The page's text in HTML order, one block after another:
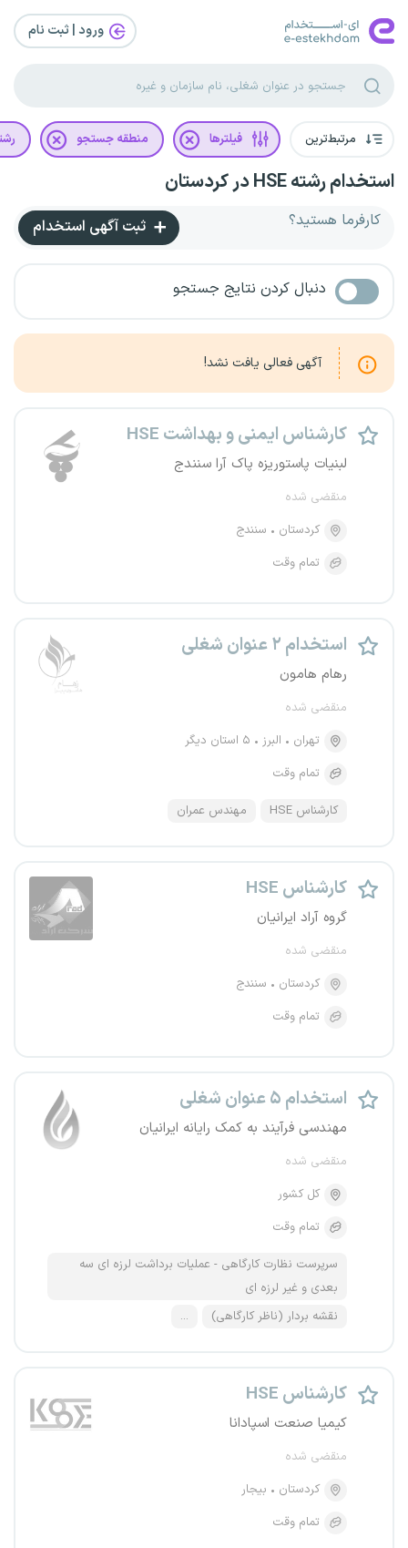
ورود | ثبت‌ نام
مرتبط‌ترین فیلترها منطقه جستجو
استخدام رشته HSE در کردستان
کارفرما هستید؟ ثبت آگهی استخدام
دنبال کردن نتایج جستجو
آگهی فعالی یافت نشد!
کارشناس ایمنی و بهداشت HSE
لبنیات پاستوریزه پاک آرا سنندج
منقضی شده
کردستان
سنندج
تمام وقت
استخدام ۲ عنوان شغلی
رهام هامون
منقضی شده
تهران
البرز
۵ استان دیگر
تمام وقت
کارشناس HSE مهندس عمران
کارشناس HSE
گروه آراد ایرانیان
منقضی شده
کردستان
سنندج
تمام وقت
استخدام ۵ عنوان شغلی
مهندسی فرآیند به کمک رایانه ایرانیان
منقضی شده
کل کشور
تمام وقت
سرپرست نظارت کارگاهی - عملیات برداشت لرزه ای سه
بعدی و غیر لرزه ای
نقشه بردار (ناظر کارگاهی)
...
کارشناس HSE
کیمیا صنعت اسپادانا
منقضی شده
کردستان
بیجار
تمام وقت